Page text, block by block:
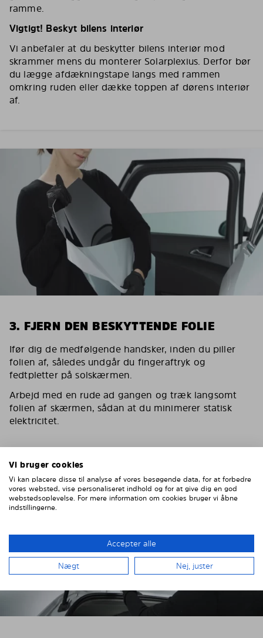
ramme.
Vigtigt! Beskyt bilens interiør
Vi anbefaler at du beskytter bilens interiør mod
skrammer mens du monterer Solarplexius. Derfor bør
du lægge afdækningstape langs med rammen
omkring ruden eller dække toppen af dørens interiør
af.
3. FJERN DEN BESKYTTENDE FOLIE
Ifør dig de medfølgende handsker, inden du piller
folien af, således undgår du fingeraftryk og
fedtpletter på solskærmen.
Arbejd med en rude ad gangen og træk langsomt
folien af skærmen, sådan at du minimerer statisk
elektricitet.
Vi bruger cookies
Vi kan placere disse til analyse af vores besøgende data, for at forbedre
vores websted, vise personaliseret indhold og for at give dig en god
webstedsoplevelse. For mere information om cookies bruger vi åbne
indstillingerne.
Accepter alle
Nægt Nej, juster